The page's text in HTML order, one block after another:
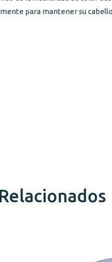
para mantener su
Relacionados